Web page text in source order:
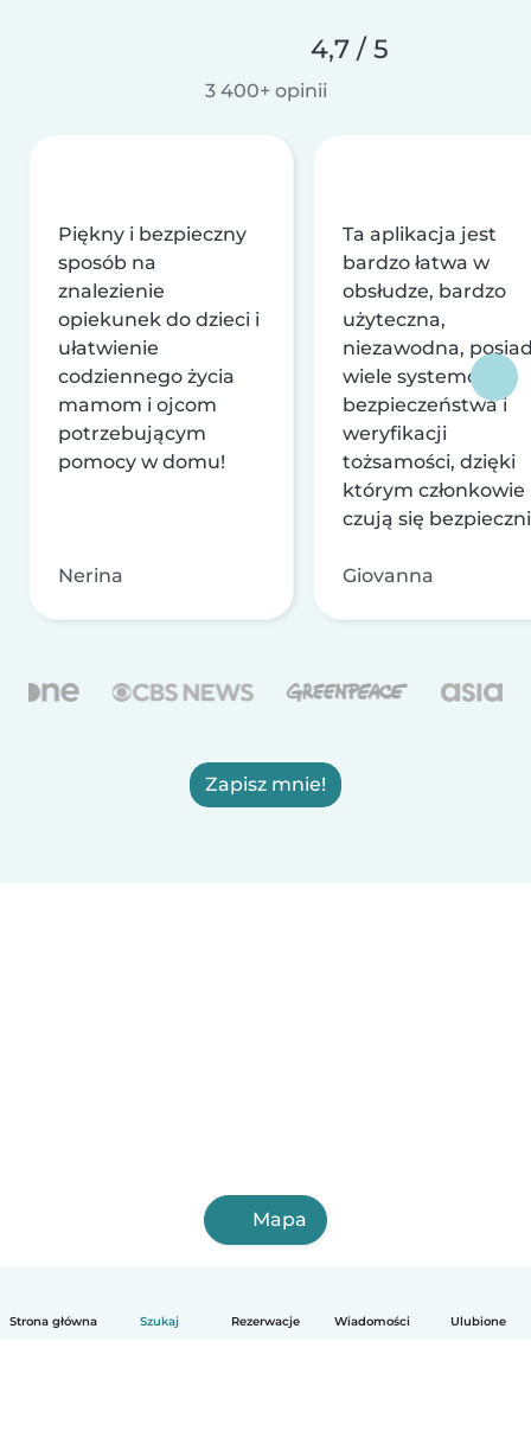
Strona główna Szukaj Rezerwacje Wiadomości Ulubione
4,7 / 5
3 400+ opinii
Piękny i bezpieczny
sposób na
znalezienie
opiekunek do dzieci i
ułatwienie
codziennego życia
mamom i ojcom
potrzebującym
pomocy w domu!
Nerina
Ta aplikacja jest
bardzo łatwa w
obsłudze, bardzo
użyteczna,
niezawodna,
wiele systemów
bezpieczeństwa i
weryfikacji
tożsamości, dzięki
którym członkowie
czują się
Giovanna
Zapisz mnie!
Mapa